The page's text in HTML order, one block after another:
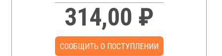
314,00 ₽
СООБЩИТЬ О ПОСТУПЛЕНИИ